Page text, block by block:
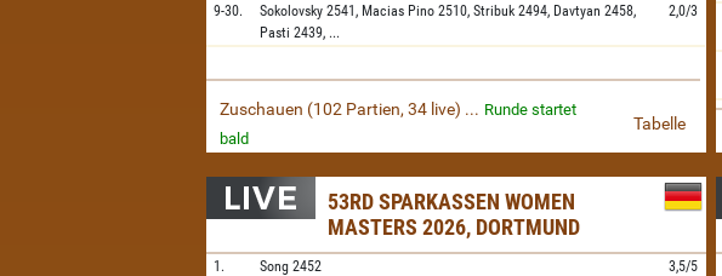
9-30. Sokolovsky 2541, Macias Pino 2510,Stribuk 2494, Davtyan 2458,
Pasti 2439, ...
2,0/3
Zuschauen (102 Partien, 34 live) ... Runde startet
bald
Tabelle
53RD SPARKASSEN WOMEN
MASTERS 2026, DORTMUND
1. Song 2452
3,5/5